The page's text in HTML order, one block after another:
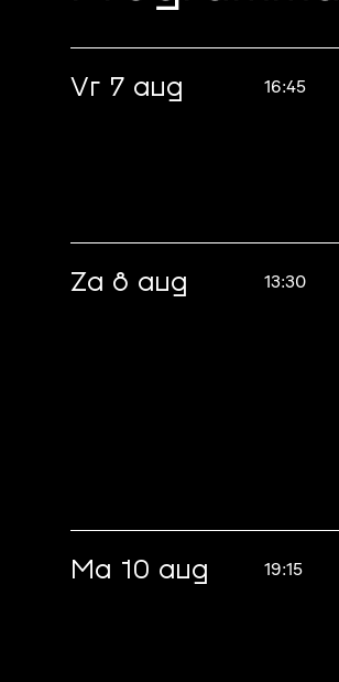
Vr 7 aug 16:45
Za 8 aug 13:30
Ma 10 aug 19:15